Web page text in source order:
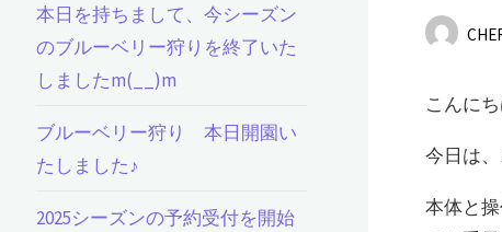
こんに
今日は
本体と
本日を持ちまして、今シーズン
のブルーベリー狩りを終了いた
しましたm(__)m
ブルーベリー狩り 本日開園い
たしました♪
2025シーズンの予約受付を開始